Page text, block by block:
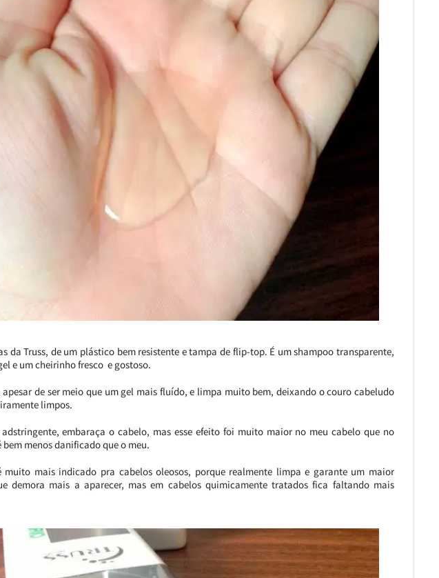
da Truss, de um plástico bem resistente e tampa de flip-top. É um shampoo transparente,
e um cheirinho fresco e gostoso.
de ser meio que um gel mais fluído, e limpa muito bem, deixando o couro cabeludo
limpos.
embaraça o cabelo, mas esse efeito foi muito maior no meu cabelo que no
menos danificado que o meu.
muito mais indicado pra cabelos oleosos, porque realmente limpa e garante um maior
demora mais a aparecer, mas em cabelos quimicamente tratados fica faltando mais